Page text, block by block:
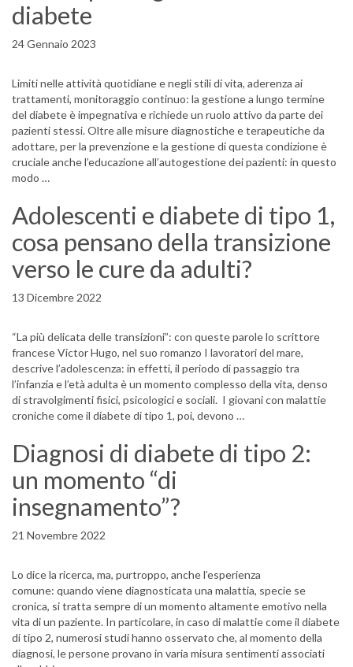
diabete
24 Gennaio 2023
Limiti nelle attività quotidiane e negli stili di vita, aderenza ai
trattamenti, monitoraggio continuo: la gestione a lungo termine
del diabete è impegnativa e richiede un ruolo attivo da parte dei
pazienti stessi. Oltre alle misure diagnostiche e terapeutiche da
adottare, per la prevenzione e la gestione di questa condizione è
cruciale anche l’educazione all’autogestione dei pazienti: in questo
modo …
Adolescenti e diabete di tipo 1,
cosa pensano della transizione
verso le cure da adulti?
13 Dicembre 2022
“La più delicata delle transizioni”: con queste parole lo scrittore
francese Victor Hugo, nel suo romanzo I lavoratori del mare,
descrive l’adolescenza: in effetti, il periodo di passaggio tra
l’infanzia e l’età adulta è un momento complesso della vita, denso
di stravolgimenti fisici, psicologici e sociali. I giovani con malattie
croniche come il diabete di tipo 1, poi, devono …
Diagnosi di diabete di tipo 2:
un momento “di
insegnamento”?
21 Novembre 2022
Lo dice la ricerca, ma, purtroppo, anche l’esperienza
comune: quando viene diagnosticata una malattia, specie se
cronica, si tratta sempre di un momento altamente emotivo nella
vita di un paziente. In particolare, in caso di malattie come il diabete
di tipo 2, numerosi studi hanno osservato che, al momento della
diagnosi, le persone provano in varia misura sentimenti associati